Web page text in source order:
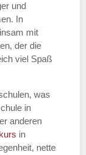
und
In
mit
der die
viel Spaß
was
in
anderen
in
nette